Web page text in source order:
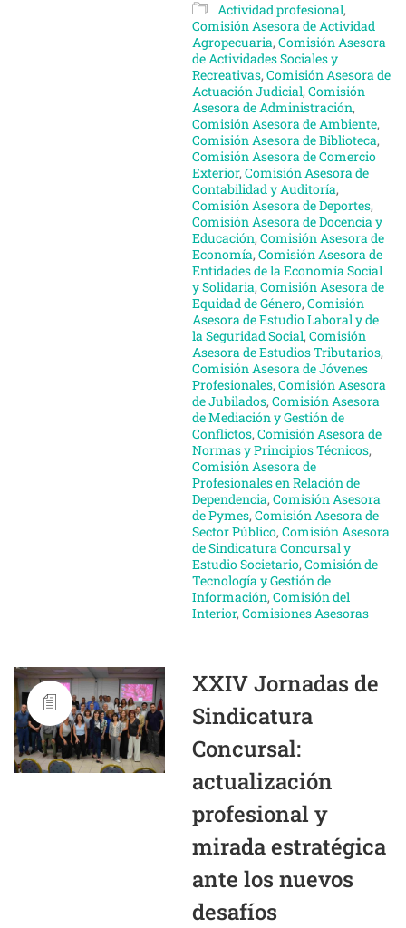
Actividad profesional,
Comisión Asesora de Actividad
Agropecuaria,Comisión Asesora
de Actividades Sociales y
Recreativas,Comisión Asesora de
Actuación Judicial,Comisión
Asesora de Administración,
Comisión Asesora de Ambiente,
Comisión Asesora de Biblioteca,
Comisión Asesora de Comercio
Exterior,Comisión Asesora de
Contabilidad y Auditoría,
Comisión Asesora de Deportes,
Comisión Asesora de Docencia y
Educación,Comisión Asesora de
Economía,Comisión Asesora de
Entidades de la Economía Social
y Solidaria,Comisión Asesora de
Equidad de Género,Comisión
Asesora de Estudio Laboral y de
la Seguridad Social,Comisión
Asesora de Estudios Tributarios,
Comisión Asesora de Jóvenes
Profesionales,Comisión Asesora
de Jubilados,Comisión Asesora
de Mediación y Gestión de
Conflictos,Comisión Asesora de
Normas y Principios Técnicos,
Comisión Asesora de
Profesionales en Relación de
Dependencia,Comisión Asesora
de Pymes,Comisión Asesora de
Sector Público,Comisión Asesora
de Sindicatura Concursal y
Estudio Societario,Comisión de
Tecnología y Gestión de
Información,Comisión del
Interior,Comisiones Asesoras
XXIV Jornadas de
Sindicatura
Concursal:
actualización
profesional y
mirada estratégica
ante los nuevos
desafíos